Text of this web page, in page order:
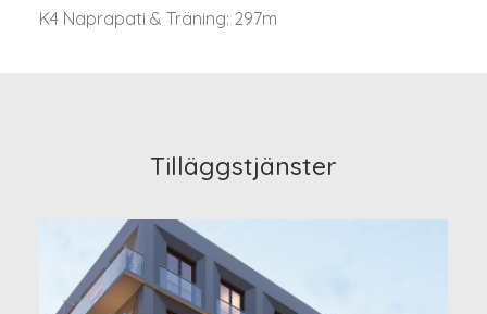
K4 Naprapati & Träning: 297m
Tilläggstjänster